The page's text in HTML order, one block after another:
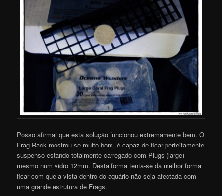
Posso afirmar que esta solução funcionou extremamente bem. O
Frag Rack mostrou-se muito bom, é capaz de ficar perfeitamente
suspenso estando totalmente carregado com Plugs (large)
mesmo num vidro 12mm. Desta forma tenta-se da melhor forma
ficar com que a vista dentro do aquário não seja afectada com
uma grande estrutura de Frags.